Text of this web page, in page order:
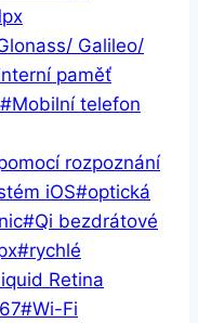
Galileo/
paměť
#Mobilní telefon
rozpoznání
iOS#optická
#Qi bezdrátové
#rychlé
Retina
#Wi-Fi